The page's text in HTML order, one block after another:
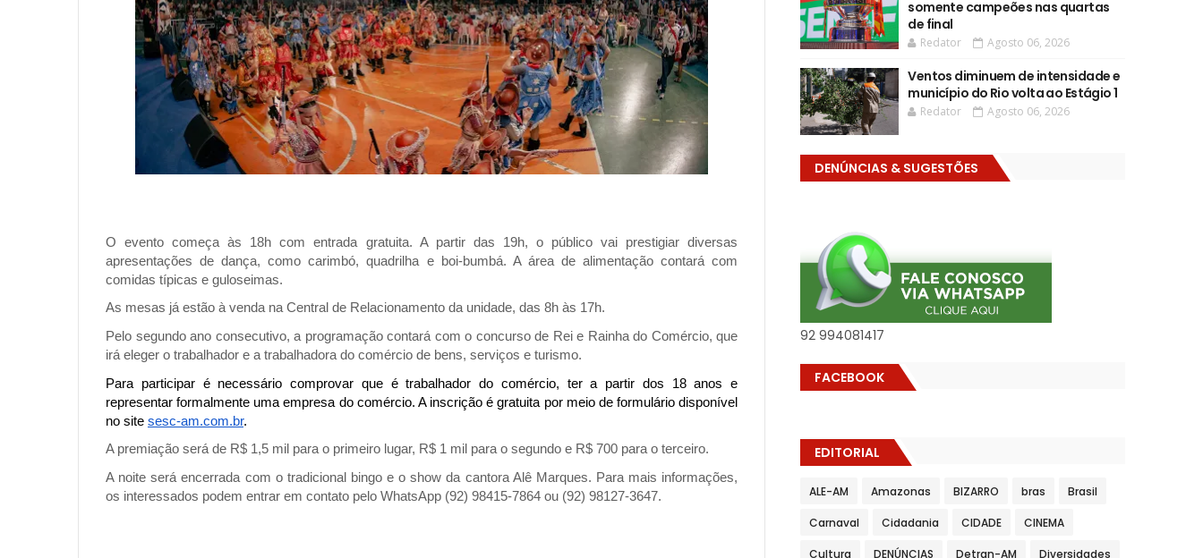
O evento começa às 18h com entrada gratuita. A partir das 19h, o público vai prestigiar diversas
apresentações de dança, como carimbó, quadrilha e boi-bumbá. A área de alimentação contará com
comidas típicas e guloseimas.
As mesas já estão à venda na Central de Relacionamento da unidade, das 8h às 17h.
Pelo segundo ano consecutivo, a programação contará com o concurso de Rei e Rainha do Comércio, que
irá eleger o trabalhador e a trabalhadora do comércio de bens, serviços e turismo.
Para participar é necessário comprovar que é trabalhador do comércio, ter a partir dos 18 anos e
representar formalmente uma empresa do comércio. A inscrição é gratuita por meio de formulário disponível
no site sesc-am.com.br.
A premiação será de R$ 1,5 mil para o primeiro lugar, R$ 1 mil para o segundo e R$ 700 para o terceiro.
A noite será encerrada com o tradicional bingo e o show da cantora Alê Marques. Para mais informações,
os interessados podem entrar em contato pelo WhatsApp (92) 98415-7864 ou (92) 98127-3647.
somente campeões nas quartas
de final
Redator Agosto 06, 2026
Ventos diminuem de intensidade e
município do Rio volta ao Estágio 1
Redator Agosto 06, 2026
DENÚNCIAS & SUGESTÕES
92 994081417
FACEBOOK
EDITORIAL
ALE-AM Amazonas BIZARRO bras Brasil
Carnaval Cidadania CIDADE CINEMA
Cultura DENÚNCIAS Detran-AM Diversidades